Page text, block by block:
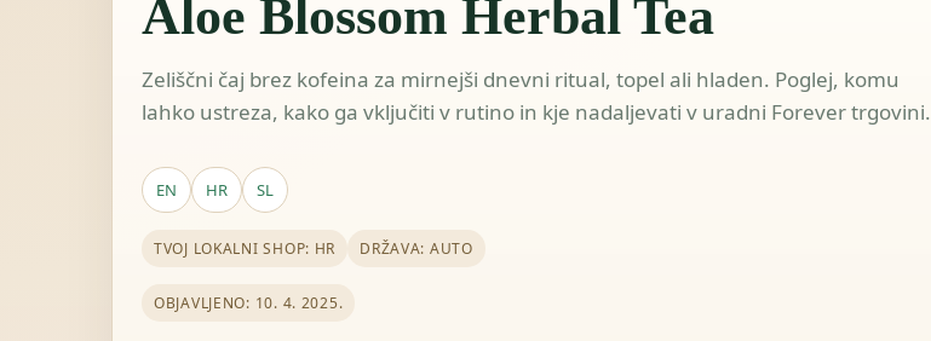
Aloe Blossom Herbal Tea
Zeliščni čaj brez kofeina za mirnejši dnevni ritual, topel ali hladen. Poglej, komu
lahko ustreza, kako ga vključiti v rutino in kje nadaljevati v uradni Forever trgovini.
EN HR SL
TVOJ LOKALNI SHOP: HR DRŽAVA: AUTO
OBJAVLJENO: 10. 4. 2025.